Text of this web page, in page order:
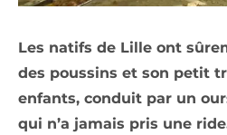
Les natifs de Lille ont
des poussins et son petit
enfants, conduit par un
qui n’a jamais pris une